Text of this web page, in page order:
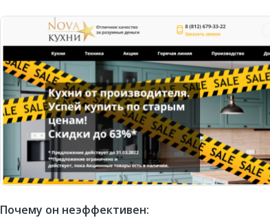
Почему он неэффективен: